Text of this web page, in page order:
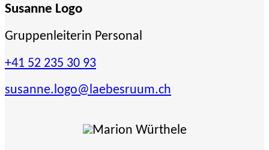
Susanne Logo
Gruppenleiterin Personal
+41 52 235 30 93
susanne.logo@laebesruum.ch